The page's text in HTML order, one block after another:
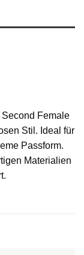
Female
Stil. Ideal für
Passform.
Materialien